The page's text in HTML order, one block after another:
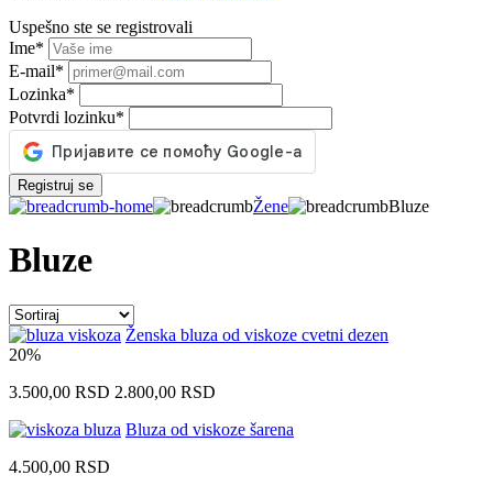
Uspešno ste se registrovali
Ime*
E-mail*
Lozinka*
Potvrdi lozinku*
Registruj se
Žene Bluze
Bluze
Ženska bluza od viskoze cvetni dezen
20%
3.500,00 RSD 2.800,00 RSD
Bluza od viskoze šarena
4.500,00 RSD